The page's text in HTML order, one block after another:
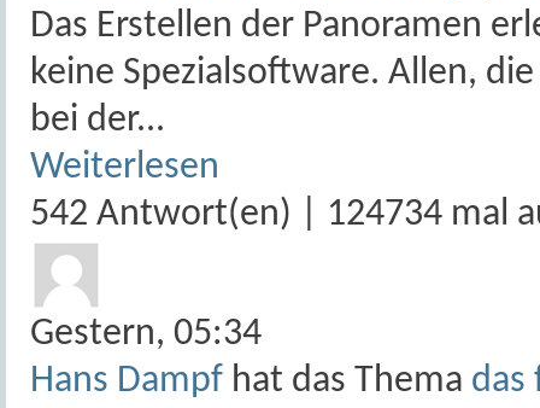
Das Erstellen der Panoramen
keine Spezialsoftware. Allen,
bei der...
Weiterlesen
542 Antwort(en) | 124734 mal
Gestern, 05:34
Hans Dampf hat das Thema das